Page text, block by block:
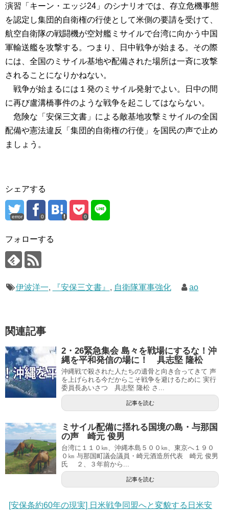
演習「キーン・エッジ24」のシナリオでは、存立危機事態
を認定し集団的自衛権の行使として米側の要請を受けて、
航空自衛隊の戦闘機が空対艦ミサイルで台湾に向かう中国
軍輸送艦を攻撃する。つまり、日中戦争が始まる。その際
には、全国のミサイル基地や配備された場所は一斉に攻撃
されることになりかねない。
戦争が始まるには１発のミサイル発射でよい。日中の間
に再び盧溝橋事件のような戦争を起こしてはならない。
危険な「安保三文書」による敵基地攻撃ミサイルの全国
配備や憲法違反「集団的自衛権の行使」を国民の声で止め
ましょう。
シェアする
error 0 0
フォローする
伊波洋一, 『安保三文書』 , 自衛隊軍事強化 ao
関連記事
2・26緊急集会 島々を戦場にするな！沖
縄を平和発信の場に！ 具志堅 隆松
沖縄戦で殺された人たちの遺骨と向き合ってきて 声
を上げられる今だからこそ戦争を避けるために 実行
委員長あいさつ 具志堅 隆松 さ...
記事を読む
ミサイル配備に揺れる国境の島・与那国
の声 崎元 俊男
台湾に１１０㎞、沖縄本島５００㎞、東京へ１９０
０㎞ 与那国町議会議員・崎元酒造所代表 崎元 俊男
氏 ２、３年前から...
記事を読む
[安保条約60年の現実] 日米戦争同盟へと変貌する日米安